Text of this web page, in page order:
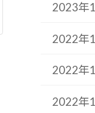
2023年
2022年
2022年
2022年